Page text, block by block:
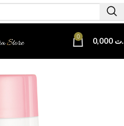
0